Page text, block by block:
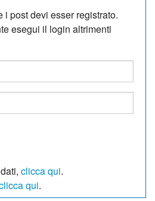
i post devi esser registrato.
esegui il login altrimenti
clicca qui.
qui.